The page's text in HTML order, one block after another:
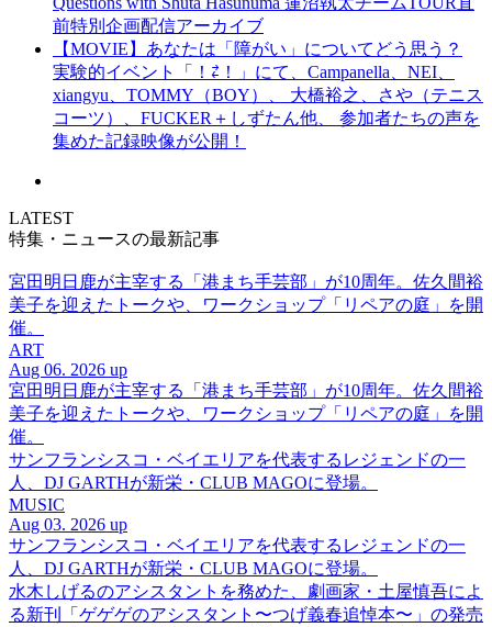
前特別企画配信アーカイブ
【MOVIE】あなたは「障がい」についてどう思う？
実験的イベント「！⇄！」にて、Campanella、NEI、
xiangyu、TOMMY（BOY）、 大橋裕之、さや（テニス
コーツ）、FUCKER＋しずたん他、 参加者たちの声を
集めた記録映像が公開！
LATEST
特集・ニュースの最新記事
宮田明日鹿が主宰する「港まち手芸部」が10周年。佐久間裕
美子を迎えたトークや、ワークショップ「リペアの庭」を開
催。
ART
Aug 06. 2026 up
宮田明日鹿が主宰する「港まち手芸部」が10周年。佐久間裕
美子を迎えたトークや、ワークショップ「リペアの庭」を開
催。
サンフランシスコ・ベイエリアを代表するレジェンドの一
人、DJ GARTHが新栄・CLUB MAGOに登場。
MUSIC
Aug 03. 2026 up
サンフランシスコ・ベイエリアを代表するレジェンドの一
人、DJ GARTHが新栄・CLUB MAGOに登場。
水木しげるのアシスタントを務めた、劇画家・土屋慎吾によ
る新刊「ゲゲゲのアシスタント〜つげ義春追悼本〜」の発売